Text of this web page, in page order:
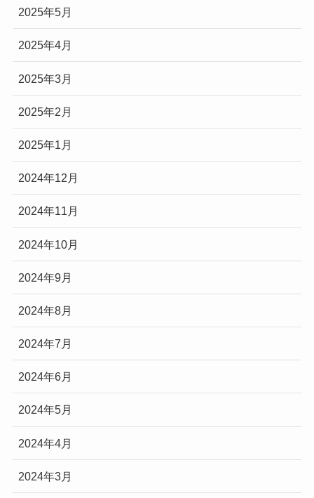
2025年5月
2025年4月
2025年3月
2025年2月
2025年1月
2024年12月
2024年11月
2024年10月
2024年9月
2024年8月
2024年7月
2024年6月
2024年5月
2024年4月
2024年3月